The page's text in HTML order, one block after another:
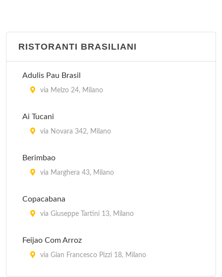
RISTORANTI BRASILIANI
Adulis Pau Brasil
via Melzo 24, Milano
Ai Tucani
via Novara 342, Milano
Berimbao
via Marghera 43, Milano
Copacabana
via Giuseppe Tartini 13, Milano
Feijao Com Arroz
via Gian Francesco Pizzi 18, Milano